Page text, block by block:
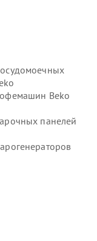
Beko
панелей
камер